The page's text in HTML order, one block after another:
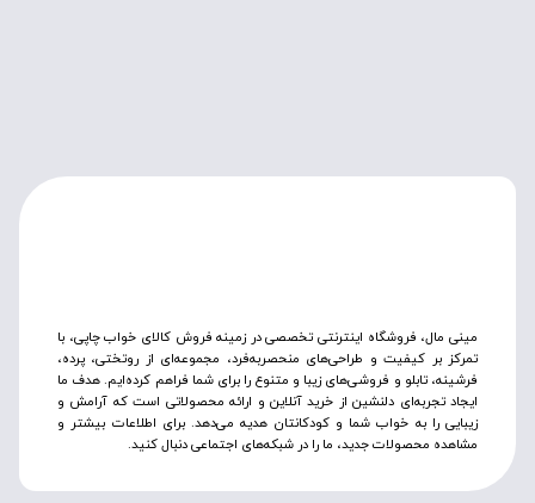
مینی مال، فروشگاه اینترنتی تخصصی در زمینه فروش کالای خواب چاپی، با
تمرکز بر کیفیت و طراحی‌های منحصربه‌فرد، مجموعه‌ای از روتختی‌، پرده،
فرشینه، تابلو و فروشی‌های زیبا و متنوع را برای شما فراهم کرده‌ایم. هدف ما
ایجاد تجربه‌ای دلنشین از خرید آنلاین و ارائه محصولاتی است که آرامش و
زیبایی را به خواب شما و کودکانتان هدیه می‌دهد. برای اطلاعات بیشتر و
مشاهده محصولات جدید، ما را در شبکه‌های اجتماعی دنبال کنید.